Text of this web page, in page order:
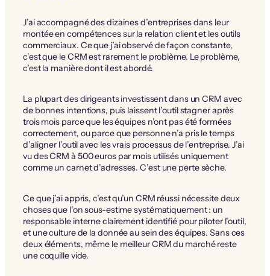
J’ai accompagné des dizaines d’entreprises dans leur
montée en compétences sur la relation client et les outils
commerciaux. Ce que j’ai observé de façon constante,
c’est que le CRM est rarement le problème. Le problème,
c’est la manière dont il est abordé.
La plupart des dirigeants investissent dans un CRM avec
de bonnes intentions, puis laissent l’outil stagner après
trois mois parce que les équipes n’ont pas été formées
correctement, ou parce que personne n’a pris le temps
d’aligner l’outil avec les vrais processus de l’entreprise. J’ai
vu des CRM à 500 euros par mois utilisés uniquement
comme un carnet d’adresses. C’est une perte sèche.
Ce que j’ai appris, c’est qu’un CRM réussi nécessite deux
choses que l’on sous-estime systématiquement : un
responsable interne clairement identifié pour piloter l’outil,
et une culture de la donnée au sein des équipes. Sans ces
deux éléments, même le meilleur CRM du marché reste
une coquille vide.